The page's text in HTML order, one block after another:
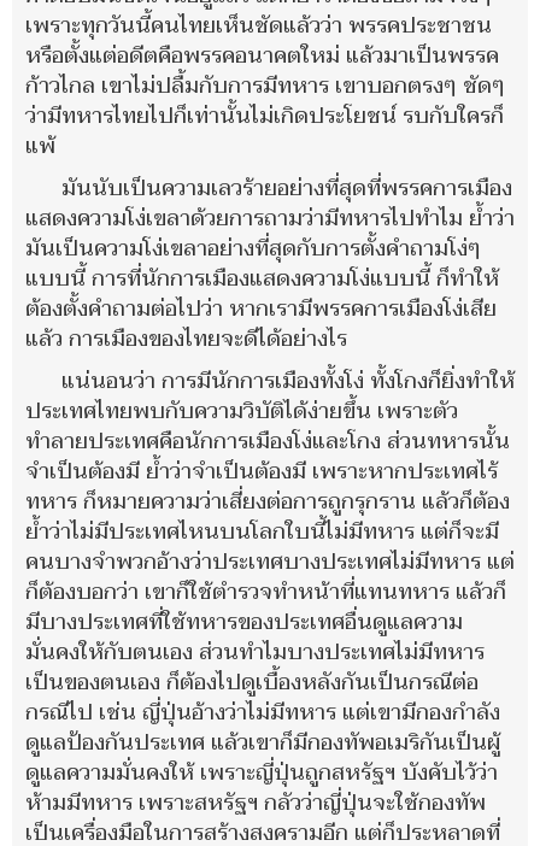
เพราะทุกวันนี้คนไทยเห็นชัดแล้วว่า พรรคประชาชน
หรือตั้งแต่อดีตคือพรรคอนาคตใหม่ แล้วมาเป็นพรรค
ก้าวไกล เขาไม่ปลื้มกับการมีทหาร เขาบอกตรงๆ ชัดๆ
ว่ามีทหารไทยไปก็เท่านั้นไม่เกิดประโยชน์ รบกับใครก็
แพ้
มันนับเป็นความเลวร้ายอย่างที่สุดที่พรรคการเมือง
แสดงความโง่เขลาด้วยการถามว่ามีทหารไปทำไม ย้ำว่า
มันเป็นความโง่เขลาอย่างที่สุดกับการตั้งคำถามโง่ๆ
แบบนี้ การที่นักการเมืองแสดงความโง่แบบนี้ ก็ทำให้
ต้องตั้งคำถามต่อไปว่า หากเรามีพรรคการเมืองโง่เสีย
แล้ว การเมืองของไทยจะดีได้อย่างไร
แน่นอนว่า การมีนักการเมืองทั้งโง่ ทั้งโกงก็ยิ่งทำให้
ประเทศไทยพบกับความวิบัติได้ง่ายขึ้น เพราะตัว
ทำลายประเทศคือนักการเมืองโง่และโกง ส่วนทหารนั้น
จำเป็นต้องมี ย้ำว่าจำเป็นต้องมี เพราะหากประเทศไร้
ทหาร ก็หมายความว่าเสี่ยงต่อการถูกรุกราน แล้วก็ต้อง
ย้ำว่าไม่มีประเทศไหนบนโลกใบนี้ไม่มีทหาร แต่ก็จะมี
คนบางจำพวกอ้างว่าประเทศบางประเทศไม่มีทหาร แต่
ก็ต้องบอกว่า เขาก็ใช้ตำรวจทำหน้าที่แทนทหาร แล้วก็
มีบางประเทศที่ใช้ทหารของประเทศอื่นดูแลความ
มั่นคงให้กับตนเอง ส่วนทำไมบางประเทศไม่มีทหาร
เป็นของตนเอง ก็ต้องไปดูเบื้องหลังกันเป็นกรณีต่อ
กรณีไป เช่น ญี่ปุ่นอ้างว่าไม่มีทหาร แต่เขามีกองกำลัง
ดูแลป้องกันประเทศ แล้วเขาก็มีกองทัพอเมริกันเป็นผู้
ดูแลความมั่นคงให้ เพราะญี่ปุ่นถูกสหรัฐฯ บังคับไว้ว่า
ห้ามมีทหาร เพราะสหรัฐฯ กลัวว่าญี่ปุ่นจะใช้กองทัพ
เป็นเครื่องมือในการสร้างสงครามอีก แต่ก็ประหลาดที่